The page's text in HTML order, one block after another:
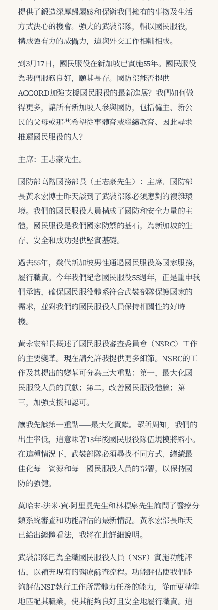
提供了鍛造深厚歸屬感和保衛我們擁有的事物及生活
方式決心的機會。強大的武裝部隊，輔以國民服役，
構成強有力的威懾力，這與外交工作相輔相成。
到3月17日，國民服役在新加坡已實施55年。國民服役
為我們服務良好，願其長存。國防部能否提供
ACCORD加強支援國民服役的最新進展？我們如何做
得更多，讓所有新加坡人參與國防，包括僱主、新公
民的父母或那些希望從事體育或繼續教育、因此尋求
推遲國民服役的人？
主席：王志豪先生。
國防部高階國務部長（王志豪先生）：主席，國防部
長黃永宏博士昨天談到了武裝部隊必須應對的複雜環
境。我們的國民服役人員構成了國防和安全力量的主
體，國民服役是我們國家防禦的基石，為新加坡的生
存、安全和成功提供堅實基礎。
過去55年，幾代新加坡男性通過國民服役為國家服務，
履行職責。今年我們紀念國民服役55週年，正是重申我
們承諾，確保國民服役體系符合武裝部隊保護國家的
需求，並對我們的國民服役人員保持相關性的好時
機。
黃永宏部長概述了國民服役審查委員會（NSRC）工作
的主要變革。現在請允許我提供更多細節。NSRC的工
作及其提出的變革可分為三大重點：第一，最大化國
民服役人員的貢獻；第二，改善國民服役體驗；第
三，加強支援和認可。
讓我先談第一重點——最大化貢獻。眾所周知，我們的
出生率低，這意味著18年後國民服役隊伍規模將縮小。
在這種情況下，武裝部隊必須尋找不同方式，繼續最
佳化每一資源和每一國民服役人員的部署，以保持國
防的強健。
莫哈末·法米·賓·阿里曼先生和林標泉先生詢問了醫療分
類系統審查和功能評估的最新情況。黃永宏部長昨天
已給出總體看法，我將在此詳細說明。
武裝部隊已為全職國民服役人員（NSF）實施功能評
估，以補充現有的醫療篩查流程。功能評估使我們能
夠評估NSF執行工作所需體力任務的能力，從而更精準
地匹配其職業，使其能夠良好且安全地履行職責。這